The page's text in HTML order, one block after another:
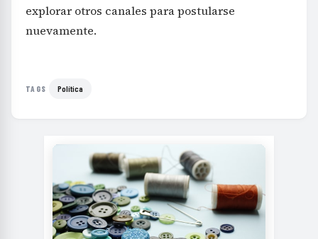
explorar otros canales para postularse
nuevamente.
TAGS Política